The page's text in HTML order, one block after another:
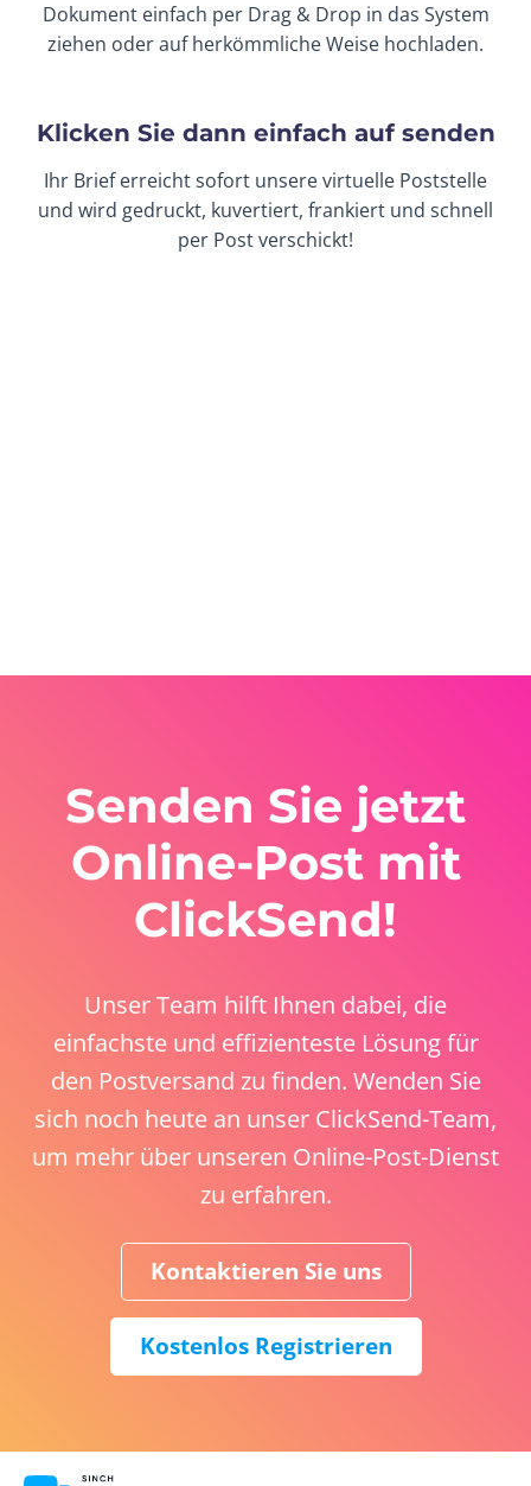
Dokument einfach per Drag & Drop in das System
ziehen oder auf herkömmliche Weise hochladen.
Klicken Sie dann einfach auf senden
Ihr Brief erreicht sofort unsere virtuelle Poststelle
und wird gedruckt, kuvertiert, frankiert und schnell
per Post verschickt!
Senden Sie jetzt
Online-Post mit
ClickSend!
Unser Team hilft Ihnen dabei, die
einfachste und effizienteste Lösung für
den Postversand zu finden. Wenden Sie
sich noch heute an unser ClickSend-Team,
um mehr über unseren Online-Post-Dienst
zu erfahren.
Kontaktieren Sie uns
Kostenlos Registrieren